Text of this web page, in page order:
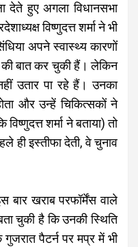
देते हुए अगला विधानसभा
विष्णुदत्त शर्मा ने भी
अपने स्वास्थ्य कारणों
बात कर चुकी हैं। लेकिन
उतार पा रहे हैं। उनका
और उन्हें चिकित्सकों ने
शर्मा ने बताया) तो
ही इस्तीफा देती, वे चुनाव
बार खराब परफॉर्मेंस वाले
चुकी है कि उनकी स्थिति
पैटर्न पर मप्र में भी